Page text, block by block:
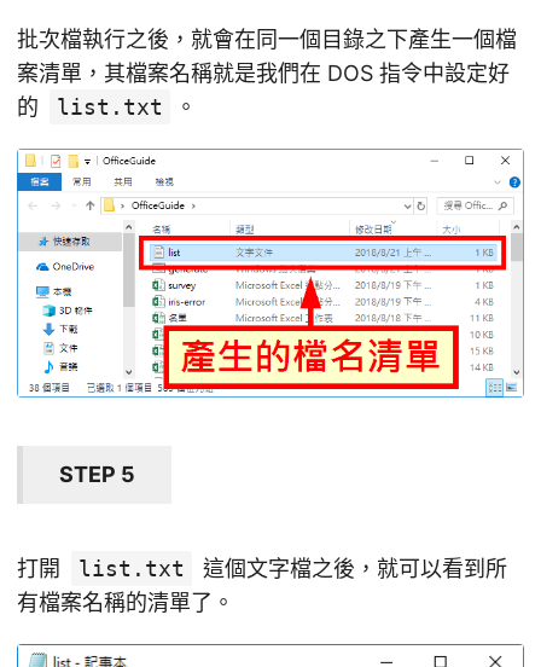
批次檔執行之後，就會在同一個目錄之下產生一個檔
案清單，其檔案名稱就是我們在 DOS 指令中設定好
的
list.txt 。
STEP 5
打開 list.txt
這個文字檔之後，就可以看到所
有檔案名稱的清單了。